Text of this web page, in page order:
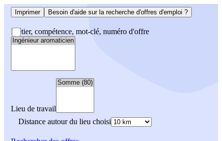
Imprimer Besoin d'aide sur la recherche d'offres d'emploi ?
Métier, compétence, mot-clé, numéro d'offre
Lieu de travail
Distance autour du lieu choisi